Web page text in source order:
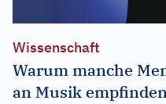
Wissenschaft
Warum manche
an Musik